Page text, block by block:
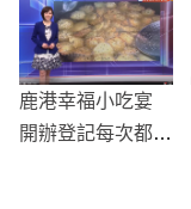
翻網友
鹿港幸福小吃宴
開辦登記每次都秒